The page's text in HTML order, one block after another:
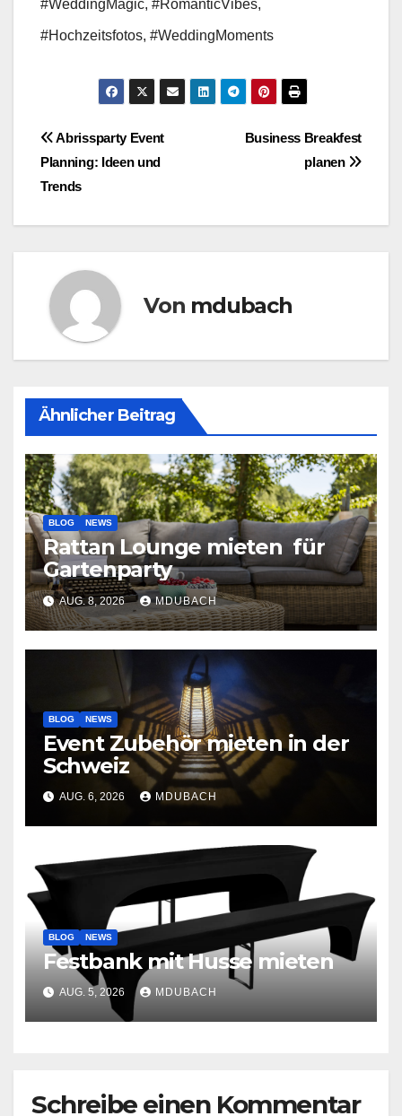
#WeddingMagic, #RomanticVibes,
#Hochzeitsfotos, #WeddingMoments
BeitragsnavigationBusiness Breakfest
planen
Abrissparty Event
Planning: Ideen und
Trends
Von mdubach
Ähnlicher Beitrag
BLOG NEWS
Rattan Lounge mieten für
Gartenparty
AUG. 8, 2026 MDUBACH
BLOG NEWS
Event Zubehör mieten in der
Schweiz
AUG. 6, 2026 MDUBACH
BLOG NEWS
Festbank mit Husse mieten
AUG. 5, 2026 MDUBACH
Schreibe einen Kommentar